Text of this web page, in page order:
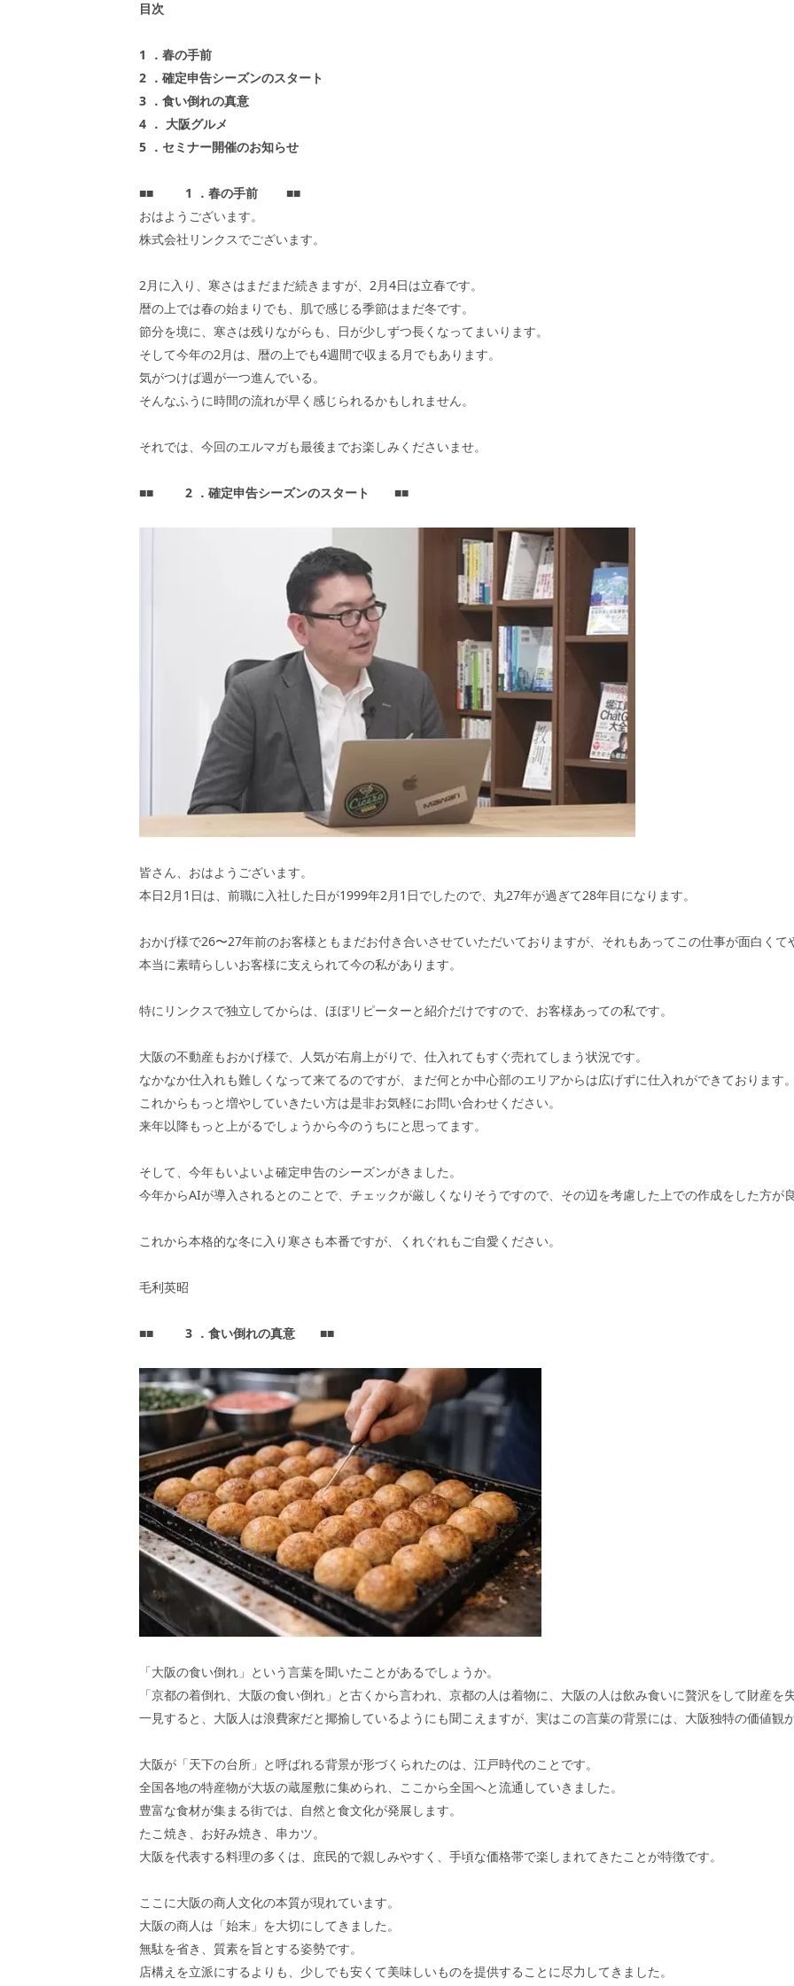
目次
1
．春の手前
2 ．確定申告シーズンのスタート
3 ．食い倒れの真意
4 ． 大阪グルメ
5 ．セミナー開催のお知らせ
■■ 1 ．春の手前
■■
おはようございます。
株式会社リンクスでございます。
2月に入り、寒さはまだまだ続きますが、2月4日は立春です。
暦の上では春の始まりでも、肌で感じる季節はまだ冬です。
節分を境に、寒さは残りながらも、日が少しずつ長くなってまいります。
そして今年の2月は、暦の上でも4週間で収まる月でもあります。
気がつけば週が一つ進んでいる。
そんなふうに時間の流れが早く感じられるかもしれません。
それでは、今回のエルマガも最後までお楽しみくださいませ。
■■ 2 ．確定申告シーズンのスタート ■■
皆さん、おはようございます。
本日2月1日は、前職に入社した日が1999年2月1日でしたので、丸27年が過ぎて28年目になります。
おかげ様で26〜27年前のお客様ともまだお付き合いさせていただいておりますが、それもあってこの仕事が面白くて
本当に素晴らしいお客様に支えられて今の私があります。
特にリンクスで独立してからは、ほぼリピーターと紹介だけですので、お客様あっての私です。
大阪の不動産もおかげ様で、人気が右肩上がりで、仕入れてもすぐ売れてしまう状況です。
なかなか仕入れも難しくなって来てるのですが、まだ何とか中心部のエリアからは広げずに仕入れができております。
これからもっと増やしていきたい方は是非お気軽にお問い合わせください。
来年以降もっと上がるでしょうから今のうちにと思ってます。
そして、今年もいよいよ確定申告のシーズンがきました。
今年からAIが導入されるとのことで、チェックが厳しくなりそうですので、その辺を考慮した上での作成をした方が良
これから本格的な冬に入り寒さも本番ですが、くれぐれもご自愛ください。
毛利英昭
■■ 3 ．食い倒れの真意 ■■
「大阪の食い倒れ」という言葉を聞いたことがあるでしょうか。
「京都の着倒れ、大阪の食い倒れ」と古くから言われ、京都の人は着物に、大阪の人は飲み食いに贅沢をして財産を
一見すると、大阪人は浪費家だと揶揄しているようにも聞こえますが、実はこの言葉の背景には、大阪独特の価値観
大阪が「天下の台所」と呼ばれる背景が形づくられたのは、江戸時代のことです。
全国各地の特産物が大坂の蔵屋敷に集められ、ここから全国へと流通していきました。
豊富な食材が集まる街では、自然と食文化が発展します。
たこ焼き、お好み焼き、串カツ。
大阪を代表する料理の多くは、庶民的で親しみやすく、手頃な価格帯で楽しまれてきたことが特徴です。
ここに大阪の商人文化の本質が現れています。
大阪の商人は「始末」を大切にしてきました。
無駄を省き、質素を旨とする姿勢です。
店構えを立派にするよりも、少しでも安くて美味しいものを提供することに尽力してきました。